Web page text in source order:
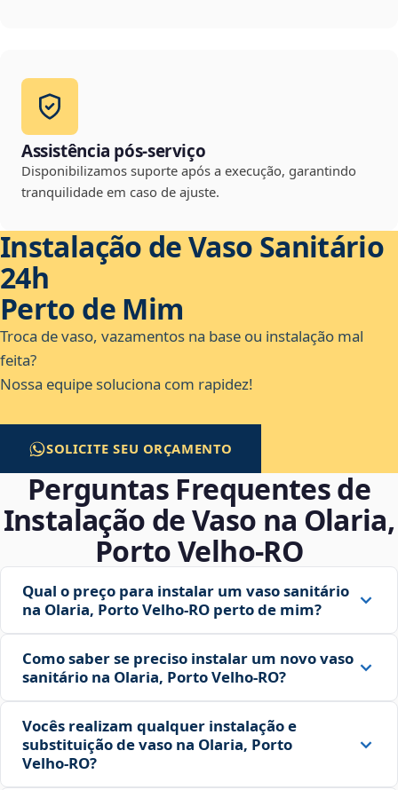
Assistência pós-serviço
Disponibilizamos suporte após a execução, garantindo
tranquilidade em caso de ajuste.
Instalação de Vaso Sanitário
24h
Perto de Mim
Troca de vaso, vazamentos na base ou instalação mal
feita?
Nossa equipe soluciona com rapidez!
SOLICITE SEU ORÇAMENTO
Perguntas Frequentes de
Instalação de Vaso na Olaria,
Porto Velho‑RO
Qual o preço para instalar um vaso sanitário
na Olaria, Porto Velho‑RO perto de mim?
Como saber se preciso instalar um novo vaso
sanitário na Olaria, Porto Velho‑RO?
Vocês realizam qualquer instalação e
substituição de vaso na Olaria, Porto
Velho‑RO?